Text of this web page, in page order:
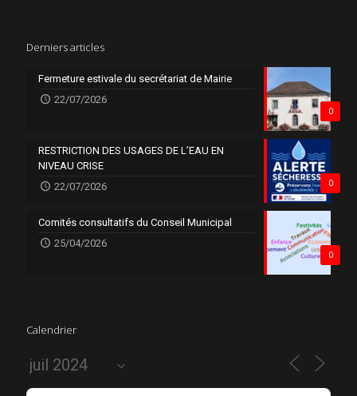
Derniers articles
0
Fermeture estivale du secrétariat de Mairie
22/07/2026
0
RESTRICTION DES USAGES DE L’EAU EN
NIVEAU CRISE
22/07/2026
0
Comités consultatifs du Conseil Municipal
25/04/2026
Calendrier